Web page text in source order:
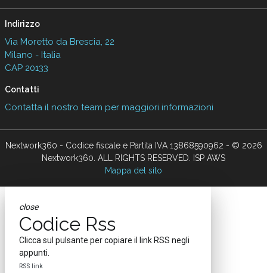
Indirizzo
Via Moretto da Brescia, 22
Milano - Italia
CAP 20133
Contatti
Contatta il nostro team per maggiori informazioni
Nextwork360 - Codice fiscale e Partita IVA 13868590962 - © 2026
Nextwork360. ALL RIGHTS RESERVED. ISP AWS
Mappa del sito
close
Codice Rss
Clicca sul pulsante per copiare il link RSS negli
appunti.
RSS link